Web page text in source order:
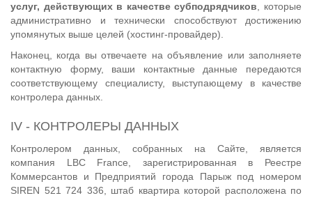
услуг, действующих в качестве субподрядчиков , которые
административно и технически способствуют достижению
упомянутых выше целей (хостинг-провайдер).
Наконец, когда вы отвечаете на объявление или заполняете
контактную форму, ваши контактные данные передаются
соответствующему специалисту, выступающему в качестве
контролера данных.
IV - КОНТРОЛЕРЫ ДАННЫХ
Контролером данных, собранных на Сайте, является
компания LBC France, зарегистрированная в Реестре
Коммерсантов и Предприятий города Парыж под номером
SIREN 521 724 336, штаб квартира которой расположена по